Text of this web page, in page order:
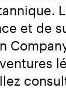
et de